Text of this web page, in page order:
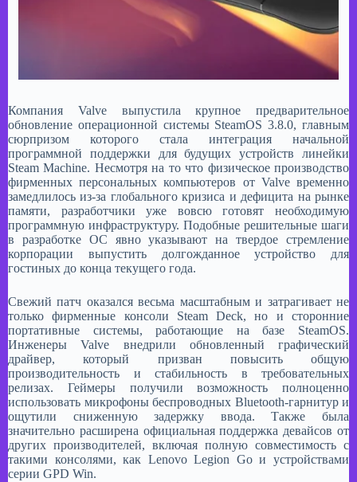
Компания Valve выпустила крупное предварительное
обновление операционной системы SteamOS 3.8.0, главным
сюрпризом которого стала интеграция начальной
программной поддержки для будущих устройств линейки
Steam Machine. Несмотря на то что физическое производство
фирменных персональных компьютеров от Valve временно
замедлилось из-за глобального кризиса и дефицита на рынке
памяти, разработчики уже вовсю готовят необходимую
программную инфраструктуру. Подобные решительные шаги
в разработке ОС явно указывают на твердое стремление
корпорации выпустить долгожданное устройство для
гостиных до конца текущего года.
Свежий патч оказался весьма масштабным и затрагивает не
только фирменные консоли Steam Deck, но и сторонние
портативные системы, работающие на базе SteamOS.
Инженеры Valve внедрили обновленный графический
драйвер, который призван повысить общую
производительность и стабильность в требовательных
релизах. Геймеры получили возможность полноценно
использовать микрофоны беспроводных Bluetooth-гарнитур и
ощутили сниженную задержку ввода. Также была
значительно расширена официальная поддержка девайсов от
других производителей, включая полную совместимость с
такими консолями, как Lenovo Legion Go и устройствами
серии GPD Win.